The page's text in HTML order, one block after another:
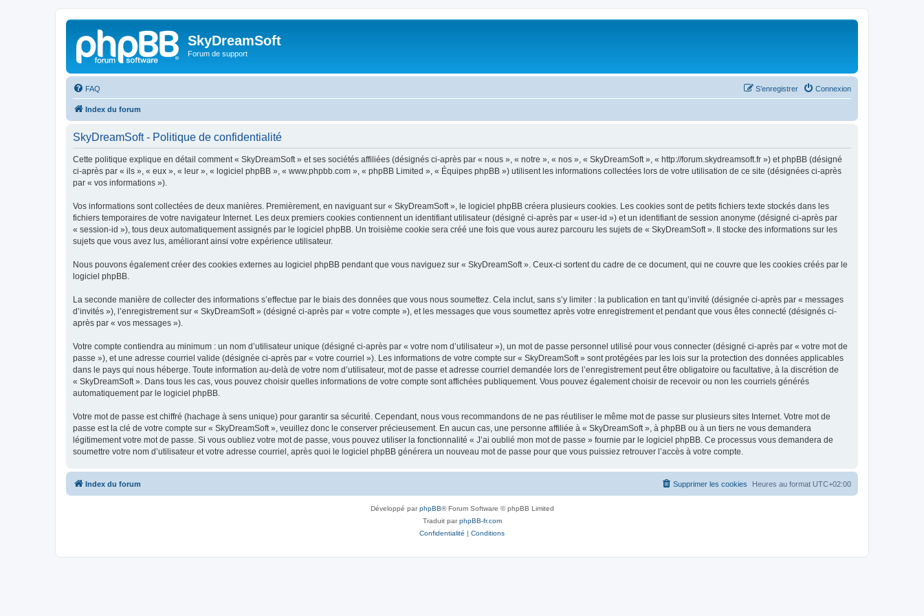
SkyDreamSoft
Forum de support
FAQ Connexion
S’enregistrer
Index du forum
SkyDreamSoft - Politique de confidentialité
Cette politique explique en détail comment « SkyDreamSoft » et ses sociétés affiliées (désignés ci-après par « nous », « notre », « nos », « SkyDreamSoft », « http://forum.skydreamsoft.fr ») et phpBB (désigné
ci-après par « ils », « eux », « leur », « logiciel phpBB », « www.phpbb.com », « phpBB Limited », « Équipes phpBB ») utilisent les informations collectées lors de votre utilisation de ce site (désignées ci-après
par « vos informations »).
Vos informations sont collectées de deux manières. Premièrement, en naviguant sur « SkyDreamSoft », le logiciel phpBB créera plusieurs cookies. Les cookies sont de petits fichiers texte stockés dans les
fichiers temporaires de votre navigateur Internet. Les deux premiers cookies contiennent un identifiant utilisateur (désigné ci-après par « user-id ») et un identifiant de session anonyme (désigné ci-après par
« session-id »), tous deux automatiquement assignés par le logiciel phpBB. Un troisième cookie sera créé une fois que vous aurez parcouru les sujets de « SkyDreamSoft ». Il stocke des informations sur les
sujets que vous avez lus, améliorant ainsi votre expérience utilisateur.
Nous pouvons également créer des cookies externes au logiciel phpBB pendant que vous naviguez sur « SkyDreamSoft ». Ceux-ci sortent du cadre de ce document, qui ne couvre que les cookies créés par le
logiciel phpBB.
La seconde manière de collecter des informations s’effectue par le biais des données que vous nous soumettez. Cela inclut, sans s’y limiter : la publication en tant qu’invité (désignée ci-après par « messages
d’invités »), l’enregistrement sur « SkyDreamSoft » (désigné ci-après par « votre compte »), et les messages que vous soumettez après votre enregistrement et pendant que vous êtes connecté (désignés ci-
après par « vos messages »).
Votre compte contiendra au minimum : un nom d’utilisateur unique (désigné ci-après par « votre nom d’utilisateur »), un mot de passe personnel utilisé pour vous connecter (désigné ci-après par « votre mot de
passe »), et une adresse courriel valide (désignée ci-après par « votre courriel »). Les informations de votre compte sur « SkyDreamSoft » sont protégées par les lois sur la protection des données applicables
dans le pays qui nous héberge. Toute information au-delà de votre nom d’utilisateur, mot de passe et adresse courriel demandée lors de l’enregistrement peut être obligatoire ou facultative, à la discrétion de
« SkyDreamSoft ». Dans tous les cas, vous pouvez choisir quelles informations de votre compte sont affichées publiquement. Vous pouvez également choisir de recevoir ou non les courriels générés
automatiquement par le logiciel phpBB.
Votre mot de passe est chiffré (hachage à sens unique) pour garantir sa sécurité. Cependant, nous vous recommandons de ne pas réutiliser le même mot de passe sur plusieurs sites Internet. Votre mot de
passe est la clé de votre compte sur « SkyDreamSoft », veuillez donc le conserver précieusement. En aucun cas, une personne affiliée à « SkyDreamSoft », à phpBB ou à un tiers ne vous demandera
légitimement votre mot de passe. Si vous oubliez votre mot de passe, vous pouvez utiliser la fonctionnalité « J’ai oublié mon mot de passe » fournie par le logiciel phpBB. Ce processus vous demandera de
soumettre votre nom d’utilisateur et votre adresse courriel, après quoi le logiciel phpBB générera un nouveau mot de passe pour que vous puissiez retrouver l’accès à votre compte.
Index du forum Heures au format UTC+02:00
Supprimer les cookies
Développé parphpBB® Forum Software © phpBB Limited
Traduit parphpBB-fr.com
Confidentialité | Conditions